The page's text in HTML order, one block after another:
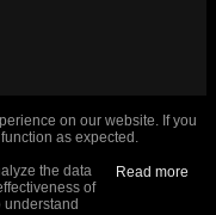
on our website. If you
as expected.
Read more
the data
of
understand